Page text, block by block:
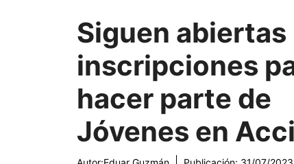
Siguen abiertas
inscripciones
hacer parte de
Jóvenes en